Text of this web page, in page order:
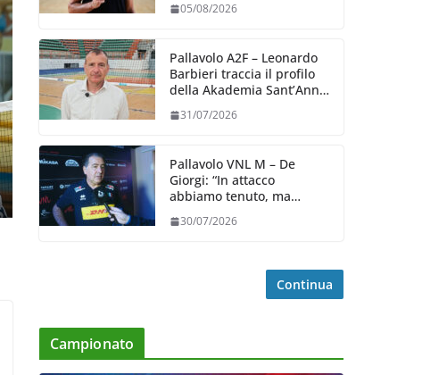
giorno”
05/08/2026
Pallavolo A2F – Leonardo
Barbieri traccia il profilo
della Akademia Sant’Anna
31/07/2026
Pallavolo VNL M – De
Giorgi: “In attacco
abbiamo tenuto, ma
dalla prestazione in
30/07/2026
Continua
Campionato